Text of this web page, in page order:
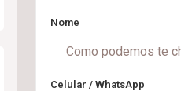
Nome
Celular / WhatsApp